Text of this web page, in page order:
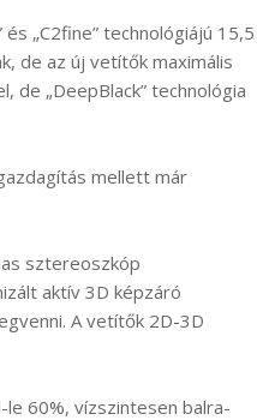
„C2fine” technológiájú 15,5
de az új vetítők maximális
de „DeepBlack” technológia
mellett már
sztereoszkóp
aktív 3D képzáró
A vetítők 2D-3D
60%, vízszintesen balra-